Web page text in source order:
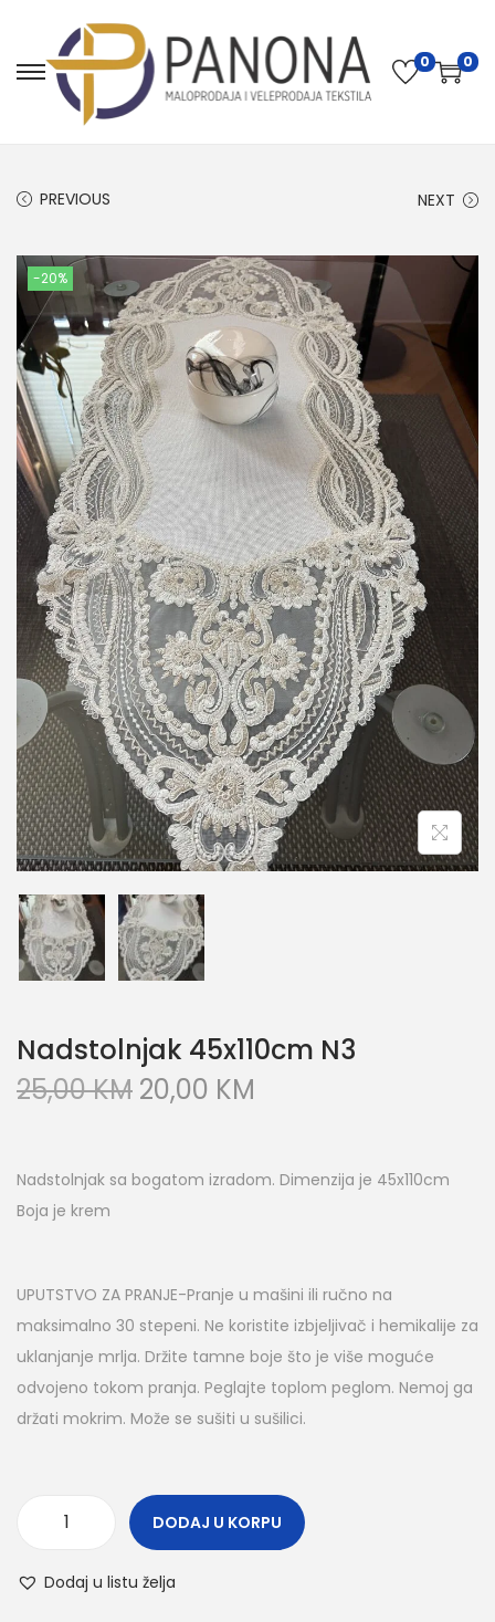
0 0
PREVIOUS NEXT
-20%
Nadstolnjak 45x110cm N3
25,00KM 20,00 KM
Nadstolnjak sa bogatom izradom. Dimenzija je 45x110cm
Boja je krem
UPUTSTVO ZA PRANJE-Pranje u mašini ili ručno na
maksimalno 30 stepeni. Ne koristite izbjeljivač i hemikalije za
uklanjanje mrlja. Držite tamne boje što je više moguće
odvojeno tokom pranja. Peglajte toplom peglom. Nemoj ga
držati mokrim. Može se sušiti u sušilici.
DODAJ U KORPU
Dodaj u listu želja